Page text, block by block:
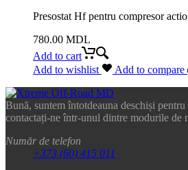
Presostat Hf pentru compresor
780.00 MDL
Add to cart
Add to wishlist
Add to compare
Bună, suntem întotdeauna deschiși
contactați-ne într-unul dintre modurile de
Număr de telefon
+373 (60) 415 011